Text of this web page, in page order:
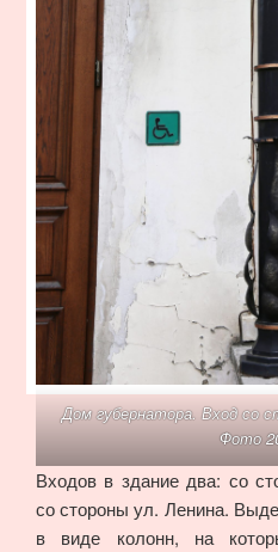
Дом губернатора. Вход со
Фото
Входов в здание два: со
со стороны ул. Ленина.
в виде колонн, на